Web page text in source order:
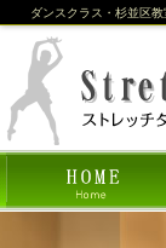
ダンスクラス・杉並区